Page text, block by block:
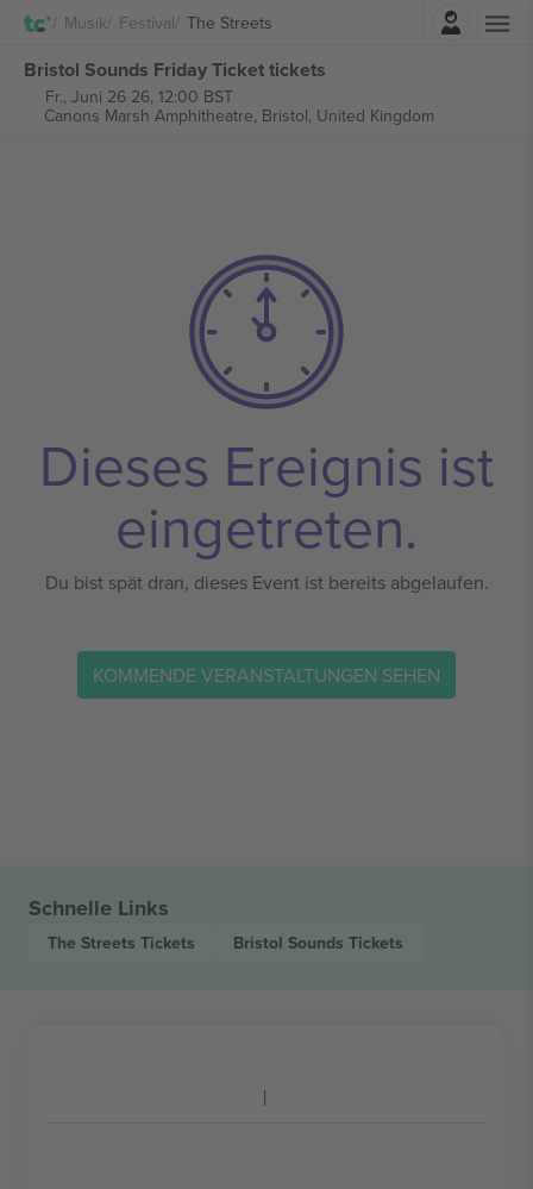
Musik Festival The Streets
Bristol Sounds Friday Ticket tickets
Fr., Juni 26 26, 12:00 BST
Canons Marsh Amphitheatre, Bristol, United Kingdom
Dieses Ereignis ist
eingetreten.
Du bist spät dran, dieses Event ist bereits abgelaufen.
KOMMENDE VERANSTALTUNGEN SEHEN
Schnelle Links
The Streets Tickets Bristol Sounds Tickets